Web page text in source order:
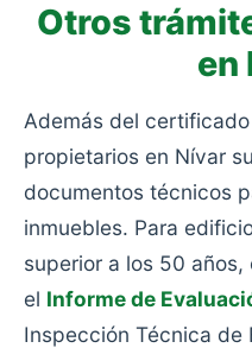
Otros
en
Además del
propietarios en Nívar
documentos técnicos
inmuebles. Para
superior a los 50
el Informe de
Inspección Técnica de